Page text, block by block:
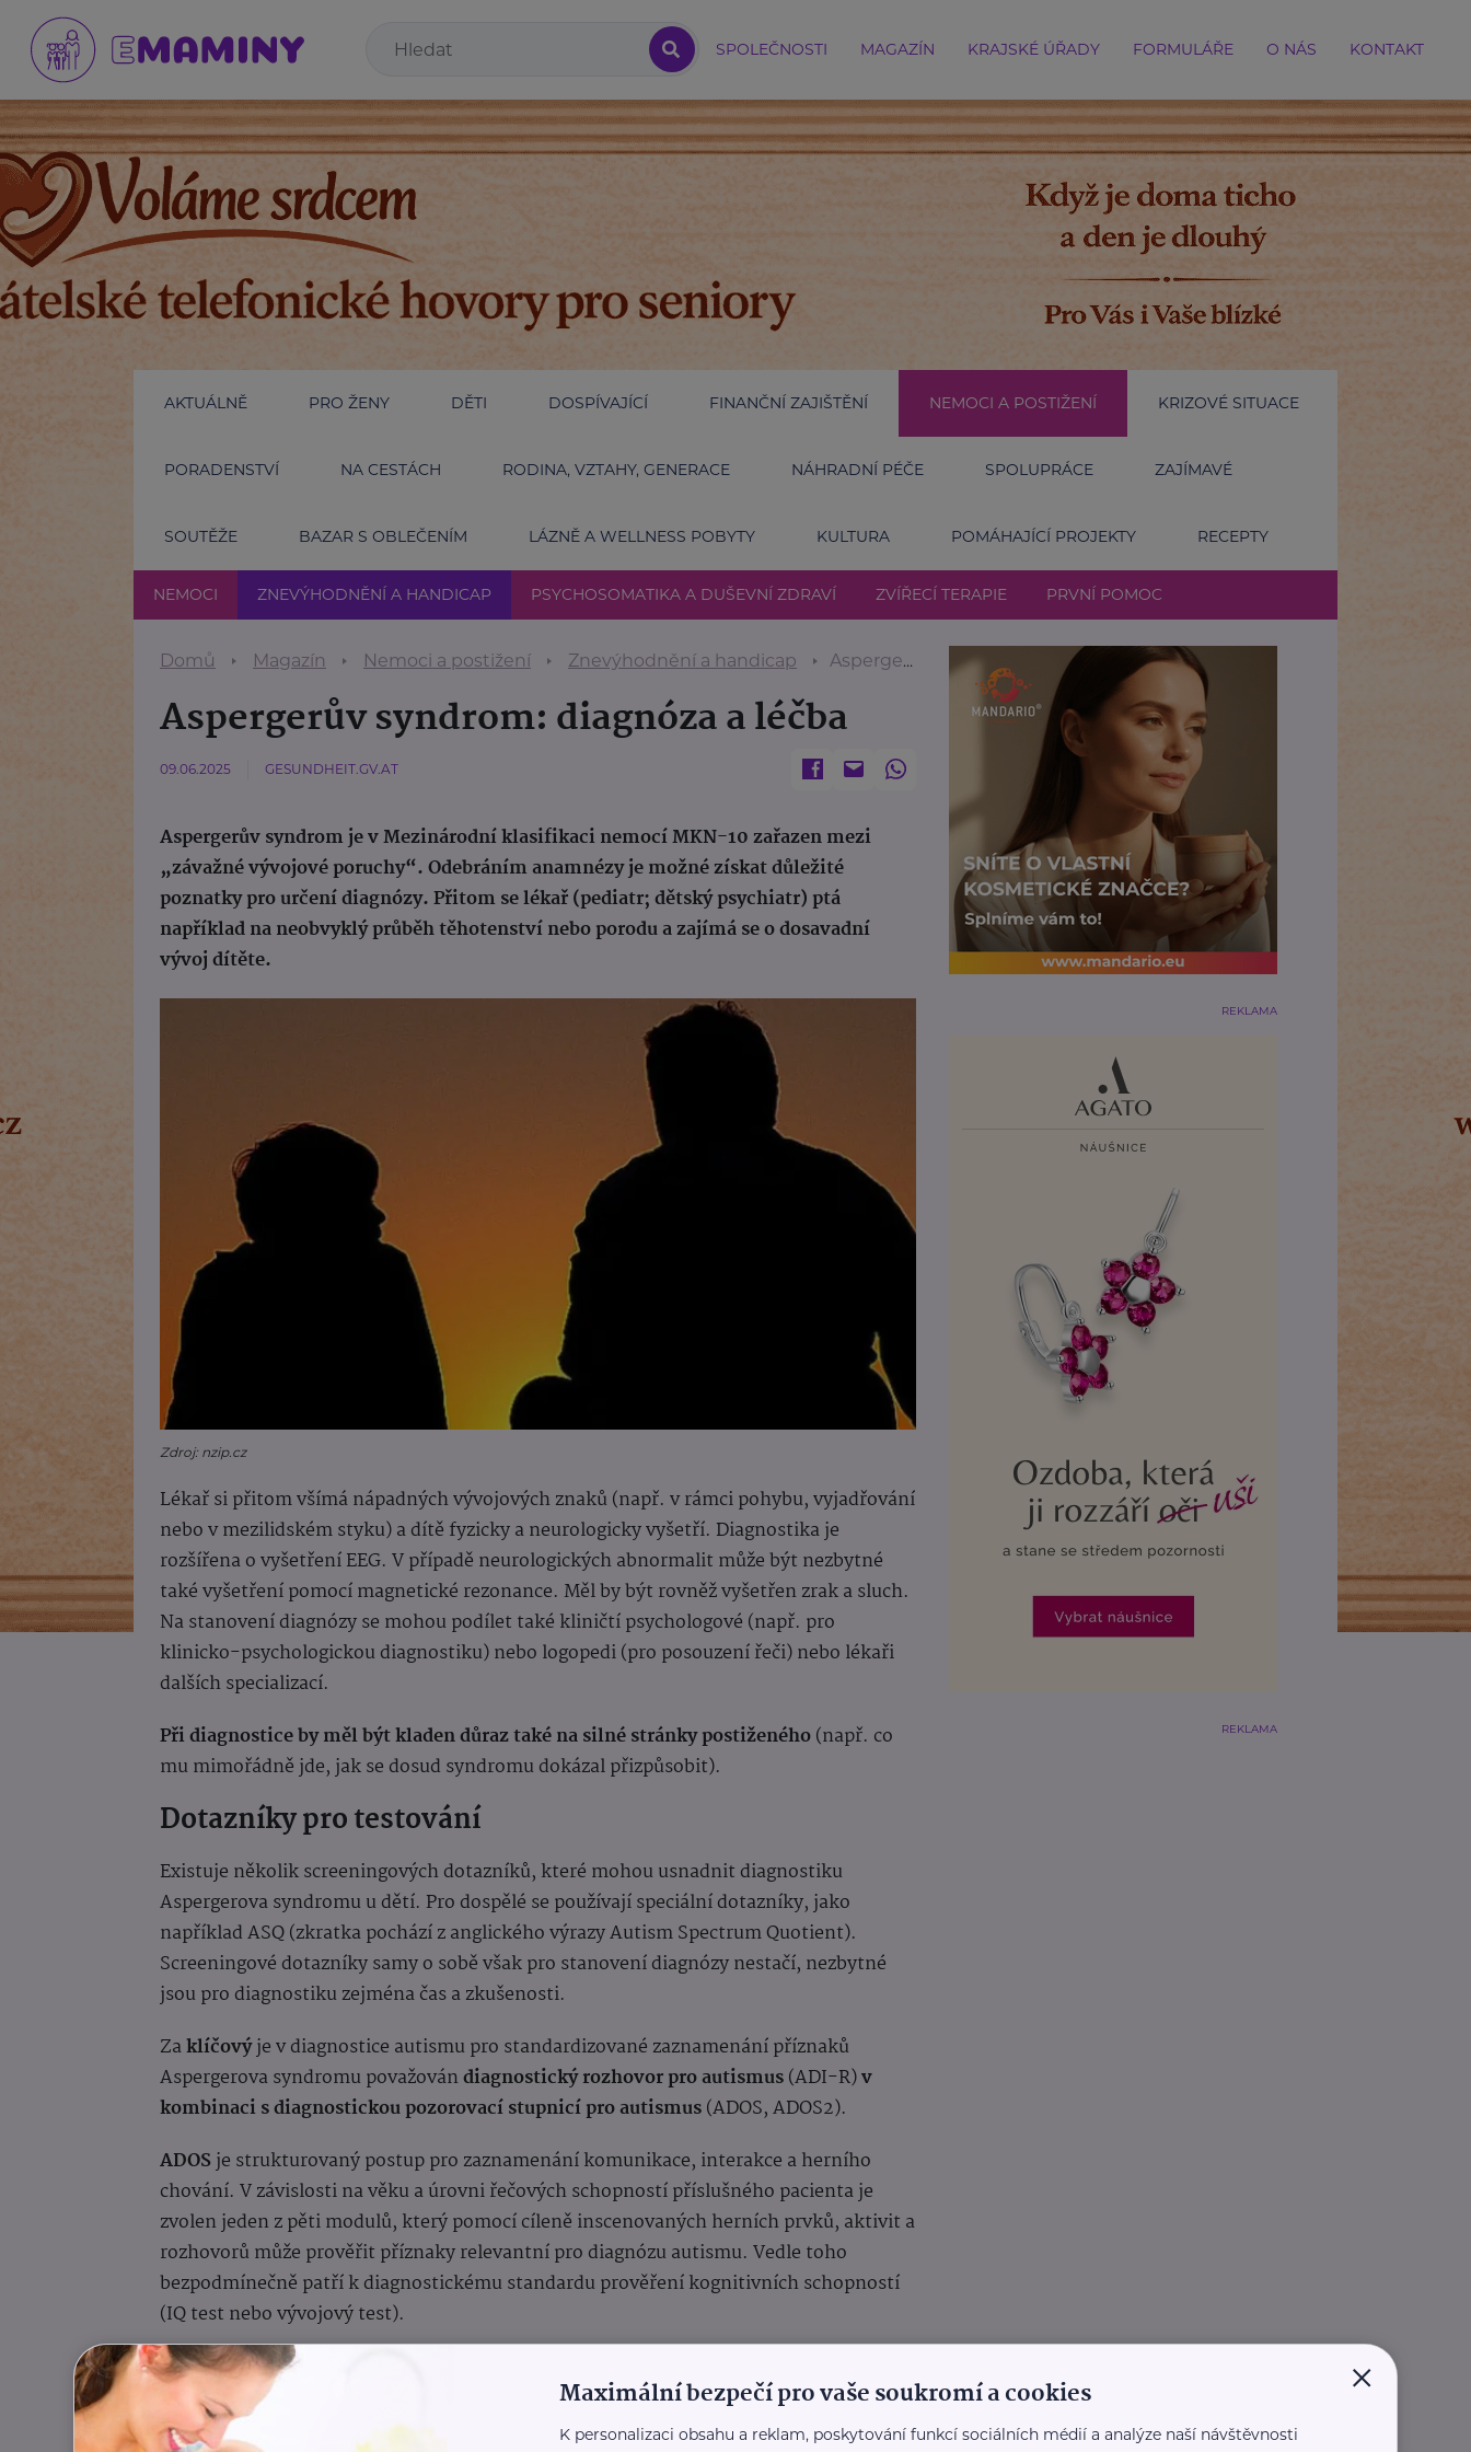
SPOLEČNOSTI MAGAZÍN KRAJSKÉ ÚŘADY FORMULÁŘE O NÁS KONTAKT
AKTUÁLNĚ PRO ŽENY DĚTI DOSPÍVAJÍCÍ FINANČNÍ ZAJIŠTĚNÍ NEMOCI A POSTIŽENÍ KRIZOVÉ SITUACE
PORADENSTVÍ NA CESTÁCH RODINA, VZTAHY, GENERACE NÁHRADNÍ PÉČE SPOLUPRÁCE ZAJÍMAVÉ
SOUTĚŽE BAZAR S OBLEČENÍM LÁZNĚ A WELLNESS POBYTY KULTURA POMÁHAJÍCÍ PROJEKTY RECEPTY
NEMOCI ZNEVÝHODNĚNÍ A HANDICAP PSYCHOSOMATIKA A DUŠEVNÍ ZDRAVÍ ZVÍŘECÍ TERAPIE PRVNÍ POMOC
Domů Magazín Nemoci a postižení Znevýhodnění a handicap Aspergerův syndrom: diagnóza a léčba
Aspergerův syndrom: diagnóza a léčba
09.06.2025 GESUNDHEIT.GV.AT
Aspergerův syndrom je v Mezinárodní klasifikaci nemocí MKN-10 zařazen mezi
„závažné vývojové poruchy“. Odebráním anamnézy je možné získat důležité
poznatky pro určení diagnózy. Přitom se lékař (pediatr; dětský psychiatr) ptá
například na neobvyklý průběh těhotenství nebo porodu a zajímá se o dosavadní
vývoj dítěte.
Zdroj: nzip.cz
Lékař si přitom všímá nápadných vývojových znaků (např. v rámci pohybu, vyjadřování
nebo v mezilidském styku) a dítě fyzicky a neurologicky vyšetří. Diagnostika je
rozšířena o vyšetření EEG. V případě neurologických abnormalit může být nezbytné
také vyšetření pomocí magnetické rezonance. Měl by být rovněž vyšetřen zrak a sluch.
Na stanovení diagnózy se mohou podílet také kliničtí psychologové (např. pro
klinicko-psychologickou diagnostiku) nebo logopedi (pro posouzení řeči) nebo lékaři
dalších specializací.
Při diagnostice by měl být kladen důraz také na silné stránky postiženého(např. co
mu mimořádně jde, jak se dosud syndromu dokázal přizpůsobit).
Dotazníky pro testování
Existuje několik screeningových dotazníků, které mohou usnadnit diagnostiku
Aspergerova syndromu u dětí. Pro dospělé se používají speciální dotazníky, jako
například ASQ (zkratka pochází z anglického výrazy Autism Spectrum Quotient).
Screeningové dotazníky samy o sobě však pro stanovení diagnózy nestačí, nezbytné
jsou pro diagnostiku zejména čas a zkušenosti.
Zaklíčovýje v diagnostice autismu pro standardizované zaznamenání příznaků
Aspergerova syndromu považovándiagnostickýrozhovor pro autismus(ADI-R)v
kombinaci s diagnostickou pozorovací stupnicí pro autismus(ADOS, ADOS2).
ADOSje strukturovaný postup pro zaznamenání komunikace, interakce a herního
chování. V závislosti na věku a úrovni řečových schopností příslušného pacienta je
zvolen jeden z pěti modulů, který pomocí cíleně inscenovaných herních prvků, aktivit a
rozhovorů může prověřit příznaky relevantní pro diagnózu autismu. Vedle toho
bezpodmínečně patří k diagnostickému standardu prověření kognitivních schopností
(IQ test nebo vývojový test).
Některé studie poukazují na to, že postižení poruchou autistického spektra zůstává
častěji nerozpoznáno u pacientek, nebo je u nich diagnóza stanovena později –
zejména v případě Aspergerova syndromu. Zdá se, že dívky s poruchami autistického
REKLAMA
REKLAMA
×
Maximální bezpečí pro vaše soukromí a cookies
K personalizaci obsahu a reklam, poskytování funkcí sociálních médií a analýze naší návštěvnosti